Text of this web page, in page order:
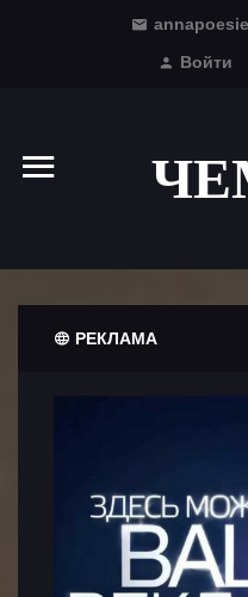
Войти
РЕКЛАМА